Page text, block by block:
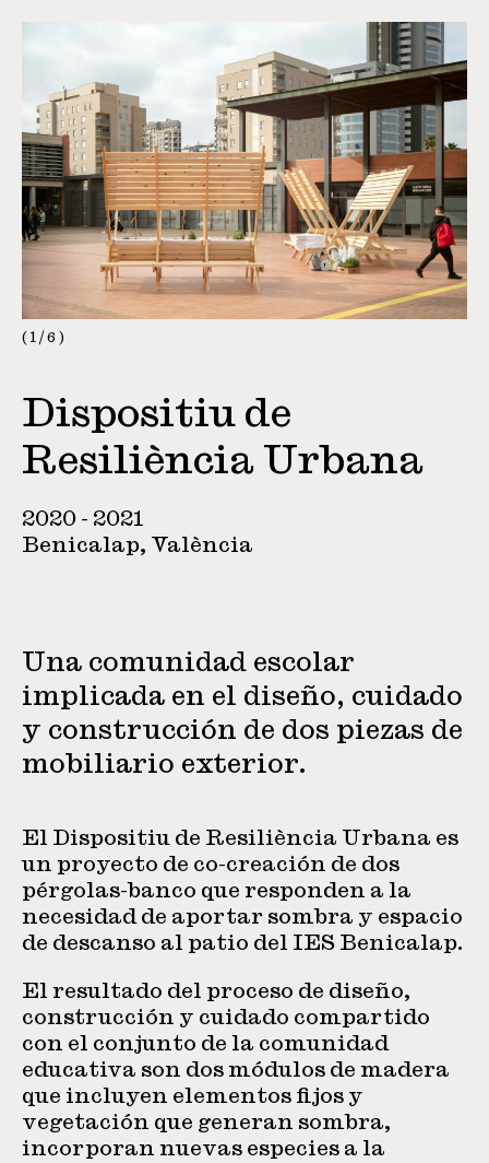
1 / 6
Dispositiu de
Resiliència Urbana
2020 - 2021
Benicalap, València
Una comunidad escolar
implicada en el diseño, cuidado
y construcción de dos piezas de
mobiliario exterior.
El Dispositiu de Resiliència Urbana es
un proyecto de co-creación de dos
pérgolas-banco que responden a la
necesidad de aportar sombra y espacio
de descanso al patio del IES Benicalap.
El resultado del proceso de diseño,
construcción y cuidado compartido
con el conjunto de la comunidad
educativa son dos módulos de madera
que incluyen elementos fijos y
vegetación que generan sombra,
incorporan nuevas especies a la